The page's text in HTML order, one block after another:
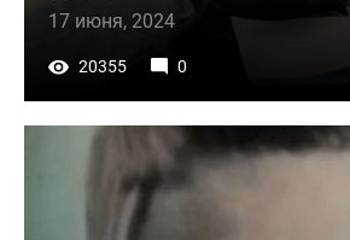
17 июня, 2024
20355 0